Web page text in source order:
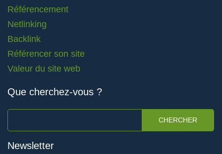
Référencement
Netlinking
Backlink
Référencer son site
Valeur du site web
Que cherchez-vous ?
CHERCHER
Newsletter